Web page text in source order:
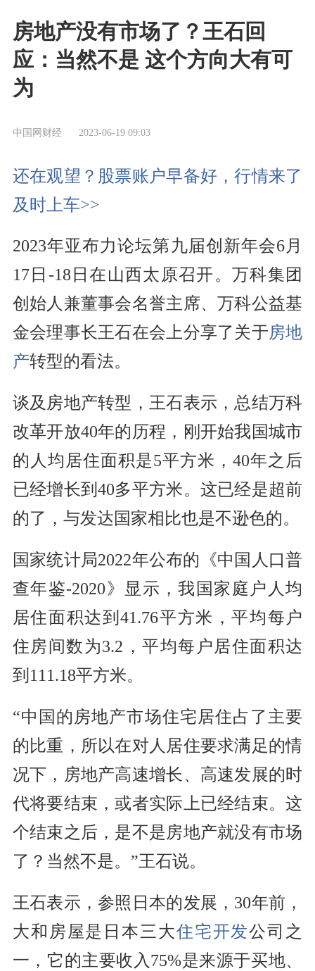
房地产没有市场了？王石回
应：当然不是 这个方向大有可
为
中国网财经 2023-06-19 09:03
还在观望？股票账户早备好，行情来了
及时上车>>
2023年亚布力论坛第九届创新年会6月
17日-18日在山西太原召开。万科集团
创始人兼董事会名誉主席、万科公益基
金会理事长王石在会上分享了关于房地
产转型的看法。
谈及房地产转型，王石表示，总结万科
改革开放40年的历程，刚开始我国城市
的人均居住面积是5平方米，40年之后
已经增长到40多平方米。这已经是超前
的了，与发达国家相比也是不逊色的。
国家统计局2022年公布的《中国人口普
查年鉴-2020》显示，我国家庭户人均
居住面积达到41.76平方米，平均每户
住房间数为3.2，平均每户居住面积达
到111.18平方米。
“中国的房地产市场住宅居住占了主要
的比重，所以在对人居住要求满足的情
况下，房地产高速增长、高速发展的时
代将要结束，或者实际上已经结束。这
个结束之后，是不是房地产就没有市场
了？当然不是。”王石说。
王石表示，参照日本的发展，30年前，
大和房屋是日本三大住宅开发公司之
一，它的主要收入75%是来源于买地、